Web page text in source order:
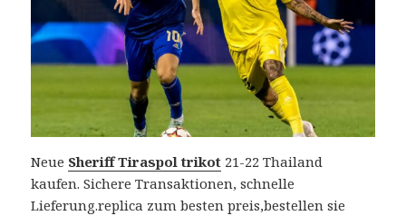
Neue Sheriff Tiraspol trikot 21-22 Thailand
kaufen. Sichere Transaktionen, schnelle
Lieferung.replica zum besten preis,bestellen sie